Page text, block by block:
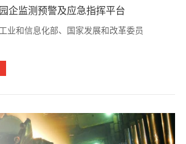
企监测预警及应急指挥平台
业和信息化部、国家发展和改革委员